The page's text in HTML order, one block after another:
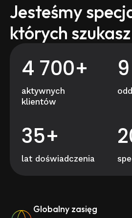
Jesteśmy
których szukasz
4 700+
aktywnych
klientów
9
35+
lat doświadczenia
Globalny zasięg